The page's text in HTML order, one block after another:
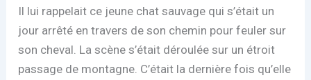
Il lui rappelait ce jeune chat sauvage qui s’était un
jour arrêté en travers de son chemin pour feuler sur
son cheval. La scène s’était déroulée sur un étroit
passage de montagne. C’était la dernière fois qu’elle